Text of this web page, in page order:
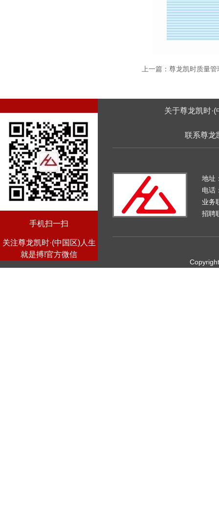
上一篇： 尊龙凯时质
手机扫一扫
关注尊龙凯时·(中国区)人生
就是搏!官方微信
关于尊龙凯时
联系尊龙
地址
电话
业务
招聘